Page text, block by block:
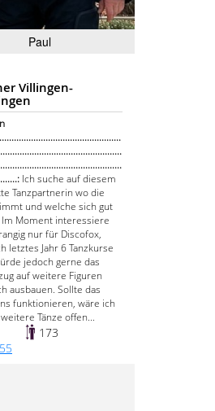
Paul
Villingen-
Ich suche auf diesem
Tanzpartnerin wo die
und welche sich gut
Moment interessiere
nur für Discofox,
letztes Jahr 6 Tanzkurse
jedoch gerne das
auf weitere Figuren
ausbauen. Sollte das
funktionieren, wäre ich
Tänze offen...
173